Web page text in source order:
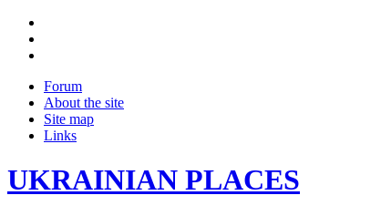
Forum
About the site
Site map
Links
UKRAINIAN PLACES